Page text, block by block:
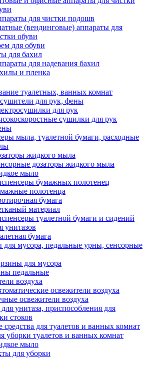
для чистки подошв
(вендинговые) аппараты для
обуви
для обуви
для бахил
для надевания бахил
и пленка
туалетных, ванных комнат
для рук, фены
для рук
сушилки для рук
мыла, туалетной бумаги, расходные
жидкого мыла
дозаторы жидкого мыла
мыло
бумажных полотенец
полотенца
бумага
материал
туалетной бумаги и сидений
унитазов
бумага
для мусора, педальные урны, сенсорные
для мусора
педальные
воздуха
освежители воздуха
освежители воздуха
унитаза, приспособления для
стоков
для туалетов и ванных комнат
уборки туалетов и ванных комнат
мыло
для уборки